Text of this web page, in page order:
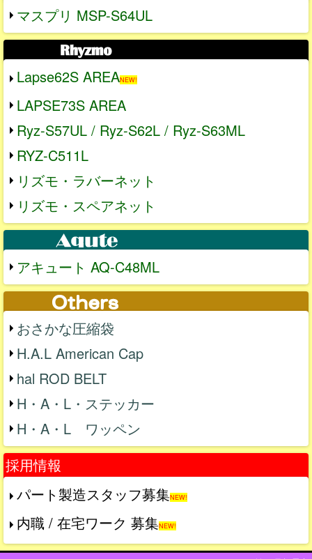
マスプリ MSP-S64UL
Lapse62S AREANEW!
LAPSE73S AREA
Ryz-S57UL / Ryz-S62L / Ryz-S63ML
RYZ-C511L
リズモ・ラバーネット
リズモ・スペアネット
アキュート AQ-C48ML
おさかな圧縮袋
H.A.L American Cap
hal ROD BELT
H・A・L・ステッカー
H・A・L ワッペン
採用情報
パート製造スタッフ募集NEW!
内職 / 在宅ワーク 募集NEW!